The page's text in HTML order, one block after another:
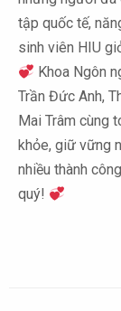
tập quốc tế,
sinh viên HIU
Khoa Ngôn
Trần Đức Anh,
Mai Trâm cùng
khỏe, giữ vững
nhiều thành
quý!